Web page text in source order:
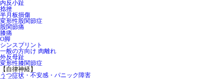
内反小趾
捻挫
半月板損傷
変形性股関節症
股関節痛
膝痛
O脚
シンスプリント
一般の方向け 肉離れ
外反母趾
変形性膝関節症
【自律神経】
うつ症状・不安感・パニック障害